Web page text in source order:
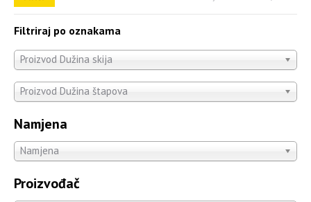
Filtriraj po oznakama
Proizvod Dužina skija
Proizvod Dužina štapova
Namjena
Namjena
Proizvođač